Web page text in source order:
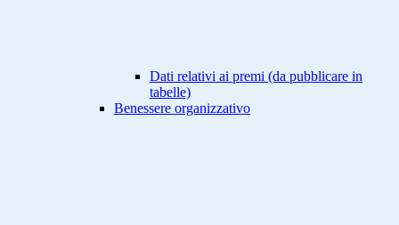
Dati relativi ai premi (da pubblicare in
tabelle)
Benessere organizzativo